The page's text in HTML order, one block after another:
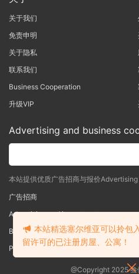
关于我们
免责申明
关于隐私
联系我们
Business Cooperation
升级VIP
Advertising and business
本站提供优质广告招商与报价
广告招商
Advertising and investment
Business Cooperation
Poslovna saradnja
@Copyright 2025 叁
本站精选塞尔维亚可以拎包
留许可的已注册房屋、公寓！